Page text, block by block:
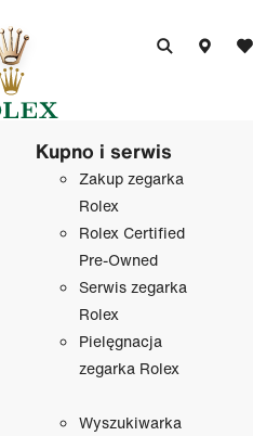
Kupno i serwis
Zakup zegarka
Rolex
Rolex Certified
Pre-Owned
Serwis zegarka
Rolex
Pielęgnacja
zegarka Rolex
Wyszukiwarka